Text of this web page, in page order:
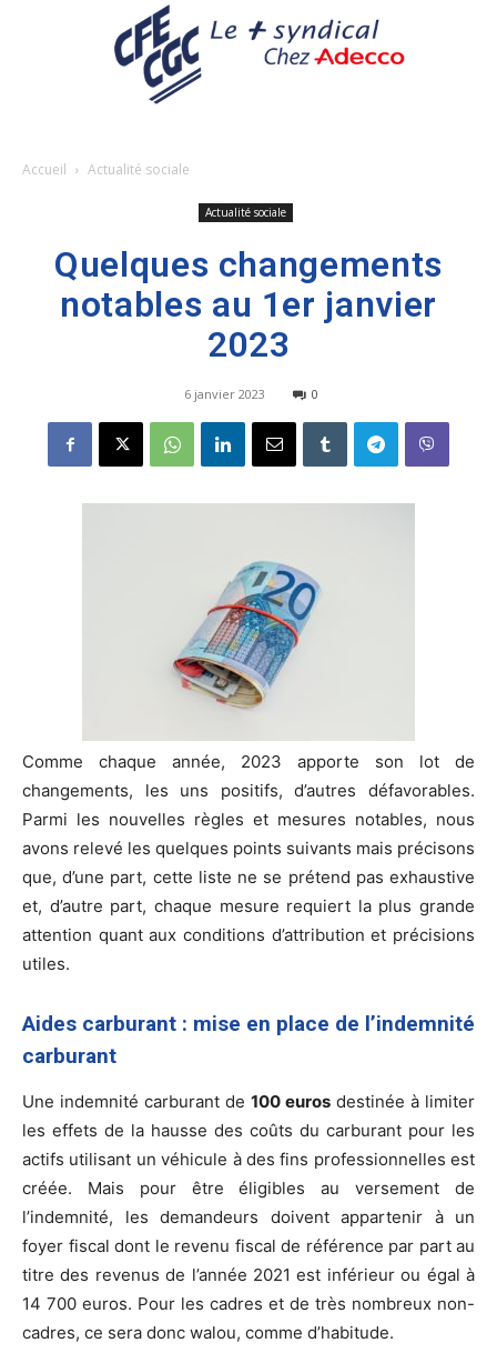
Accueil Actualité sociale
Actualité sociale
Quelques changements
notables au 1er janvier
2023
6 janvier 2023 0
Comme chaque année, 2023 apporte son lot de
changements, les uns positifs, d’autres défavorables.
Parmi les nouvelles règles et mesures notables, nous
avons relevé les quelques points suivants mais précisons
que, d’une part, cette liste ne se prétend pas exhaustive
et, d’autre part, chaque mesure requiert la plus grande
attention quant aux conditions d’attribution et précisions
utiles.
Aides carburant : mise en place de l’indemnité
carburant
Une indemnité carburant de 100 euros destinée à limiter
les effets de la hausse des coûts du carburant pour les
actifs utilisant un véhicule à des fins professionnelles est
créée. Mais pour être éligibles au versement de
l’indemnité, les demandeurs doivent appartenir à un
foyer fiscal dont le revenu fiscal de référence par part au
titre des revenus de l’année 2021 est inférieur ou égal à
14 700 euros. Pour les cadres et de très nombreux non-
cadres, ce sera donc walou, comme d’habitude.